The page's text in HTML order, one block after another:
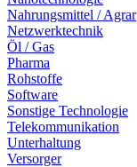
Nahrungsmittel / Agrar
Netzwerktechnik
Öl / Gas
Pharma
Rohstoffe
Software
Sonstige Technologie
Telekommunikation
Unterhaltung
Versorger